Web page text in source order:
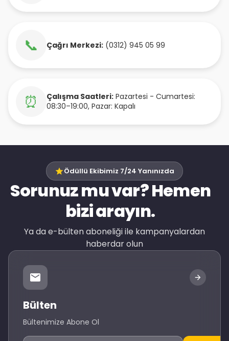
📞 Çağrı Merkezi: (0312) 945 05 99
⏰ Çalışma Saatleri: Pazartesi - Cumartesi:
08:30–19:00, Pazar: Kapalı
Ödüllü Ekibimiz 7/24 Yanınızda
Sorunuz mu var? Hemen
bizi arayın.
Ya da e-bülten aboneliği ile kampanyalardan
haberdar olun
Bülten
Bültenimize Abone Ol